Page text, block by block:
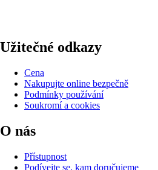
Užitečné odkazy
Cena
Nakupujte online bezpečně
Podmínky používání
Soukromí a cookies
O nás
Přístupnost
Podívejte se, kam doručujeme